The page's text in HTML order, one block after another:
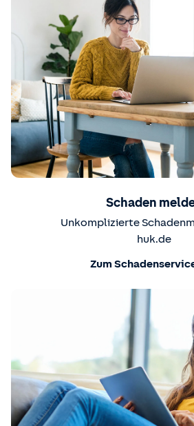
Schaden
Unkomplizierte
huk.de
Zum